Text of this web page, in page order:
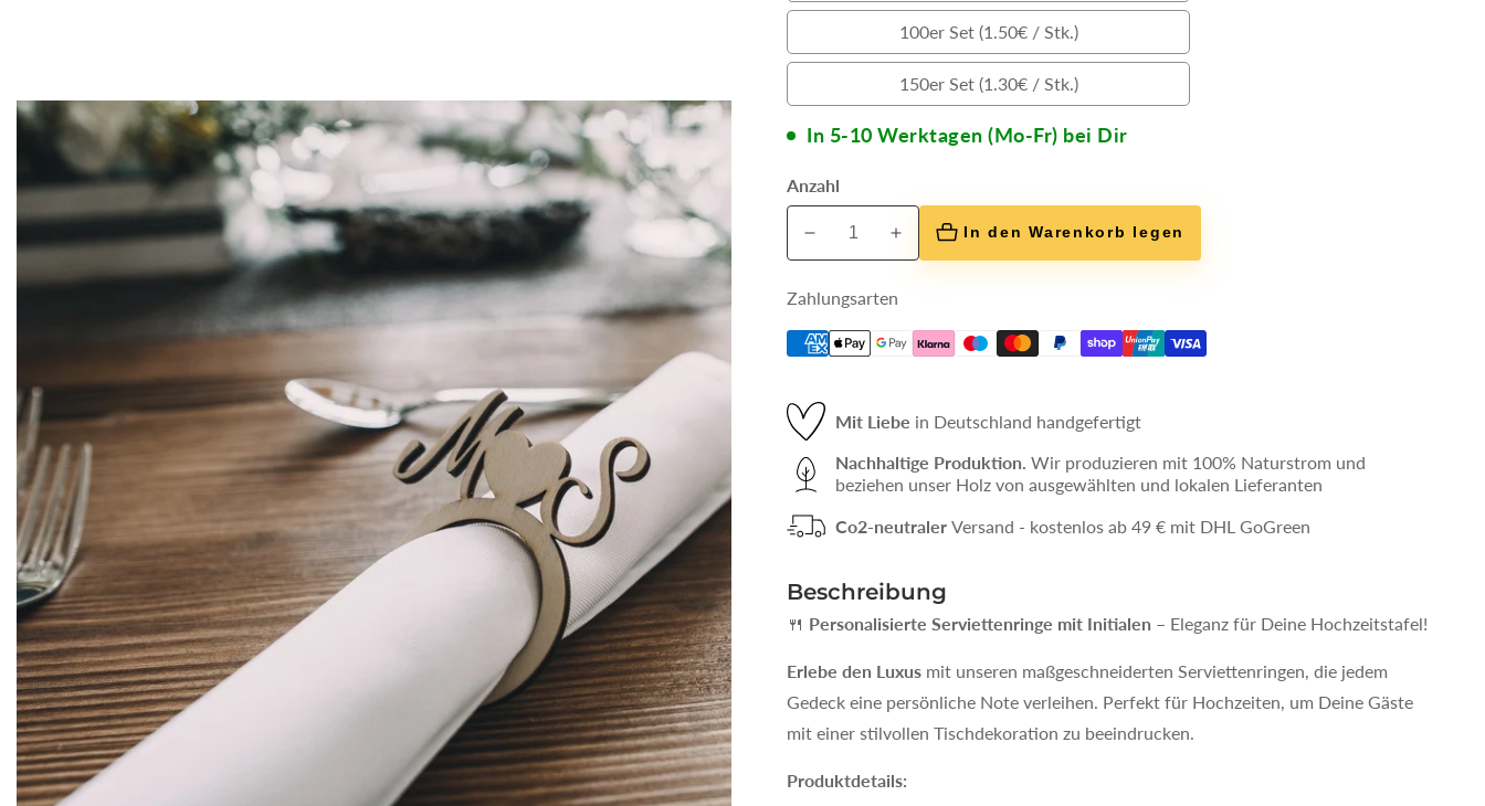
/
Stk.)
Set
(1.80€
/
100er Set (1.50€ / Stk.)
100er
Set
(1.50€
/
150er Set (1.30€ / Stk.)
150er
Set
In 5-10 Werktagen (Mo-Fr) bei Dir
Anzahl
Verringere
Menge
Serviettenringe
Initialen
Erhöhe
Menge
Serviettenringe
Initialen
In den Warenkorb legen
Zahlungsarten
Mit Liebe in Deutschland handgefertigt
Nachhaltige Produktion. Wir produzieren mit 100% Naturstrom und
beziehen unser Holz von ausgewählten und lokalen Lieferanten
Co2-neutraler Versand - kostenlos ab 49 € mit DHL GoGreen
Beschreibung
🍴 Personalisierte Serviettenringe mit Initialen – Eleganz für Deine Hochzeitstafel!
Erlebe den Luxus mit unseren maßgeschneiderten Serviettenringen, die jedem
Gedeck eine persönliche Note verleihen. Perfekt für Hochzeiten, um Deine Gäste
mit einer stilvollen Tischdekoration zu beeindrucken.
Produktdetails: